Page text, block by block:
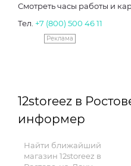
Смотреть часы работы и
Тел. +7 (800) 500 46 11
Реклама
12storeez в
информер
Найти ближайший
магазин 12storeez в